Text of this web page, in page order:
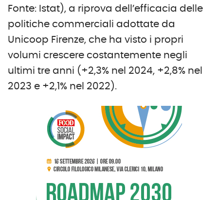
Fonte: Istat), a riprova dell’efficacia delle
politiche commerciali adottate da
Unicoop Firenze, che ha visto i propri
volumi crescere costantemente negli
ultimi tre anni (+2,3% nel 2024, +2,8% nel
2023 e +2,1% nel 2022).